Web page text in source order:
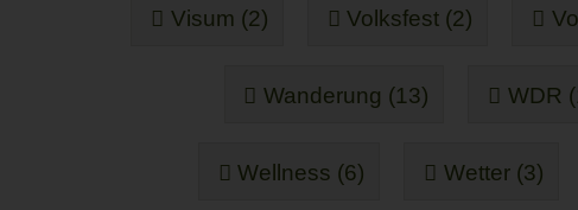
Visum (2) Volksfest (2)
Wanderung (13) WDR
Wellness (6) Wetter (3)